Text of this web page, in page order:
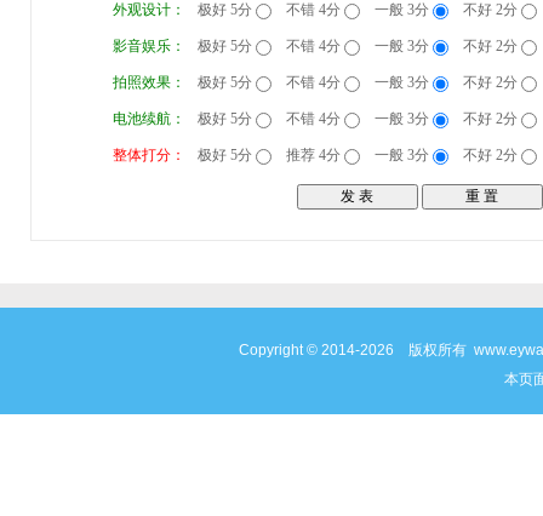
外观设计： 极好 5分 不错 4分 一般 3分 不好 2分
影音娱乐： 极好 5分 不错 4分 一般 3分 不好 2分
拍照效果： 极好 5分 不错 4分 一般 3分 不好 2分
电池续航： 极好 5分 不错 4分 一般 3分 不好 2分
整体打分： 极好 5分 推荐 4分 一般 3分 不好 2分
Copyright © 2014-2026 版权所有
本页